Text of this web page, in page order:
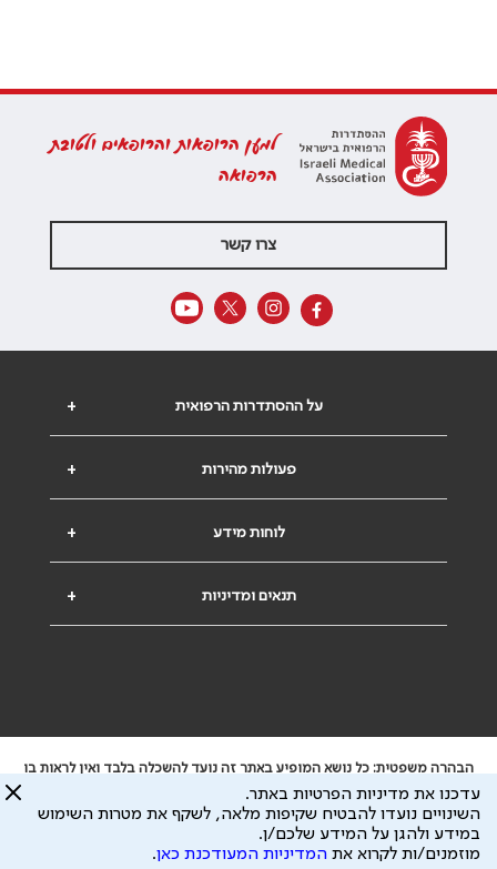
למען הרופאות והרופאים ולטובת
הרפואה
צרו קשר
+ על ההסתדרות הרפואית
+ פעולות מהירות
+ לוחות מידע
+ תנאים ומדיניות
הבהרה משפטית: כל נושא המופיע באתר זה נועד להשכלה בלבד ואין לראות בו
ייעוץ רפואי או משפטי. אין הר"י אחראית לתוכן המתפרסם באתר זה ולכל נזק
שעלול להיגרם.
ידוע לי שהר"י אוספת ושומרת מידע אישי לצורך מתן השרות וכי חלק ממנו עשוי
להיות מועבר לצדדים שלישיים, הכל בכפוף למדיניות הפרטיות
עדכנו את מדיניות הפרטיות באתר.
השינויים נועדו להבטיח שקיפות מלאה, לשקף את מטרות השימוש
במידע ולהגן על המידע שלכם/ן.
מוזמנים/ות לקרוא את המדיניות המעודכנת כאן.